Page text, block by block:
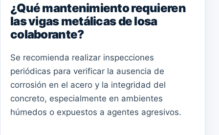
¿Qué mantenimiento requieren
las vigas metálicas de losa
colaborante?
Se recomienda realizar inspecciones
periódicas para verificar la ausencia de
corrosión en el acero y la integridad del
concreto, especialmente en ambientes
húmedos o expuestos a agentes agresivos.